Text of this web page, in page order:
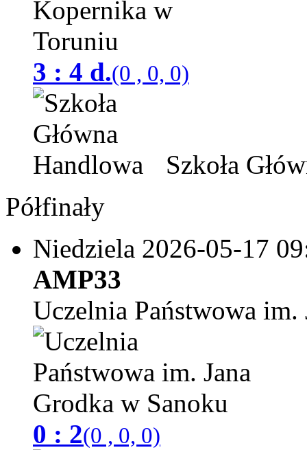
3 : 4 d.(0 , 0, 0)
Szkoła
Półfinały
Niedziela 2026-05-17
AMP33
Uczelnia Państwowa
0 : 2(0 , 0, 0)